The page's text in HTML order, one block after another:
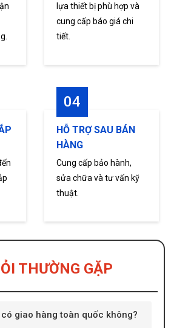
lựa thiết bị phù hợp và
cung cấp báo giá chi
tiết.
04
HỖ TRỢ SAU BÁN
HÀNG
Cung cấp bảo hành,
sửa chữa và tư vấn kỹ
thuật.
THƯỜNG GẶP
giao hàng toàn quốc không?
HOÀN THÀNH DỰ ÁN LẮP ĐẶT & BÀN
Phong tự hào là đối tác hàng đầu trong